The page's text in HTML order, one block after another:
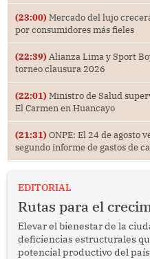
(23:00) Mercado del lujo
por consumidores más fieles
(22:39) Alianza Lima y Sport
torneo clausura 2026
(22:01) Ministro de Salud
El Carmen en Huancayo
(21:31) ONPE: El 24 de agosto
segundo informe de gastos de
EDITORIAL
Rutas para el
Elevar el bienestar de la
deficiencias estructurales
potencial productivo del